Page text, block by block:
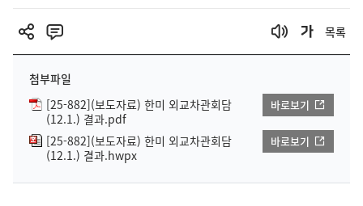
목록
첨부파일
[25-882](보도자료) 한미 외교차관회담
(12.1.) 결과.pdf
바로보기
[25-882](보도자료) 한미 외교차관회담
(12.1.) 결과.hwpx
바로보기